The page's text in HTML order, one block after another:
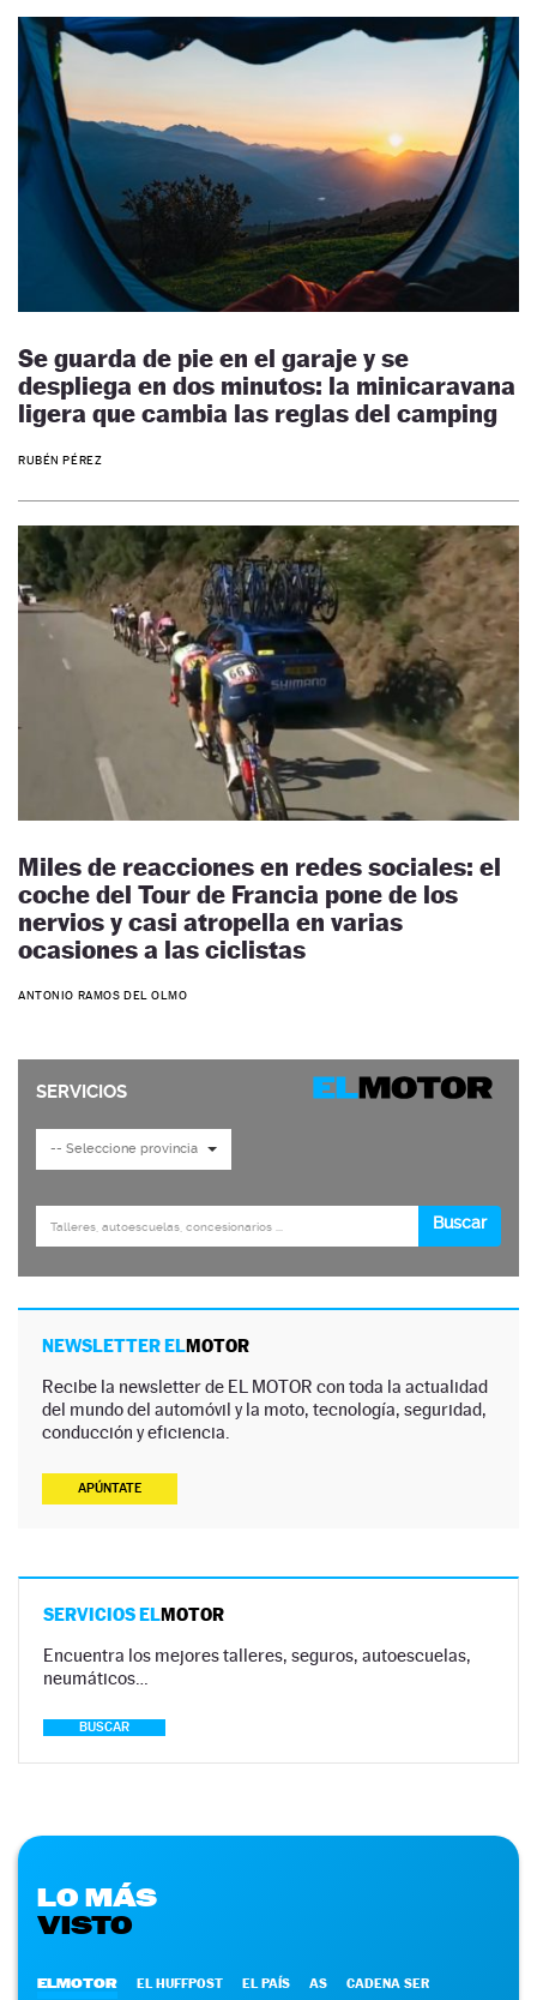
Se guarda de pie en el garaje y se
despliega en dos minutos: la minicaravana
ligera que cambia las reglas del camping
RUBÉN PÉREZ
Miles de reacciones en redes sociales: el
coche del Tour de Francia pone de los
nervios y casi atropella en varias
ocasiones a las ciclistas
ANTONIO RAMOS DEL OLMO
NEWSLETTER ELMOTOR
Recibe la newsletter de EL MOTOR con toda la actualidad
del mundo del automóvil y la moto, tecnología, seguridad,
conducción y eficiencia.
APÚNTATE
SERVICIOS ELMOTOR
Encuentra los mejores talleres, seguros, autoescuelas,
neumáticos…
BUSCAR
LO MÁS
VISTO
ELMOTOR EL HUFFPOST EL PAÍS AS CADENA SER